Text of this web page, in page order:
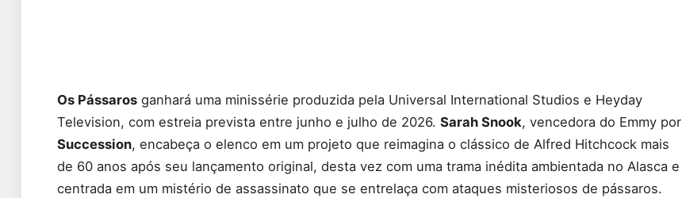
Os Pássaros ganhará uma minissérie produzida pela Universal International Studios e Heyday
Television, com estreia prevista entre junho e julho de 2026. Sarah Snook, vencedora do Emmy por
Succession, encabeça o elenco em um projeto que reimagina o clássico de Alfred Hitchcock mais
de 60 anos após seu lançamento original, desta vez com uma trama inédita ambientada no Alasca e
centrada em um mistério de assassinato que se entrelaça com ataques misteriosos de pássaros.